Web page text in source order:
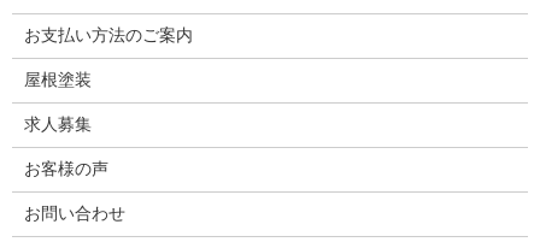
お支払い方法のご案内
屋根塗装
求人募集
お客様の声
お問い合わせ